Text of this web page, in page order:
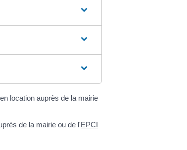
location auprès de la mairie
de la mairie ou de l'EPCI